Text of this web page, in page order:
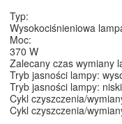
Typ:
Wysokociśnieniowa
Moc:
370 W
Zalecany czas wymiany
Tryb jasności lampy:
Tryb jasności lampy:
Cykl czyszczenia/
Cykl czyszczenia/